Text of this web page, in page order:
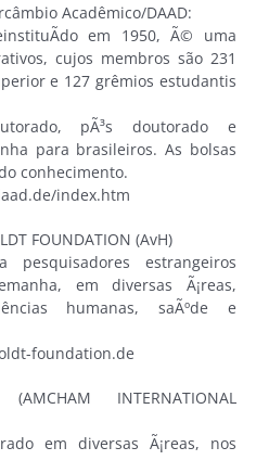
Acadêmico/DAAD:
em 1950, Ã© uma
cujos membros são 231
e 127 grêmios estudantis
pÃ³s doutorado e
para brasileiros. As bolsas
conhecimento.
index.htm
FOUNDATION (AvH)
pesquisadores estrangeiros
em diversas Ã¡reas,
humanas, saÃºde e
foundation.de
INTERNATIONAL
em diversas Ã¡reas, nos